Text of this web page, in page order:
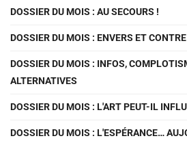
DOSSIER DU MOIS : AU SECOURS !
DOSSIER DU MOIS : ENVERS ET
DOSSIER DU MOIS : INFOS,
ALTERNATIVES
DOSSIER DU MOIS : L'ART PEUT-IL
DOSSIER DU MOIS : L'ESPÉRANCE…